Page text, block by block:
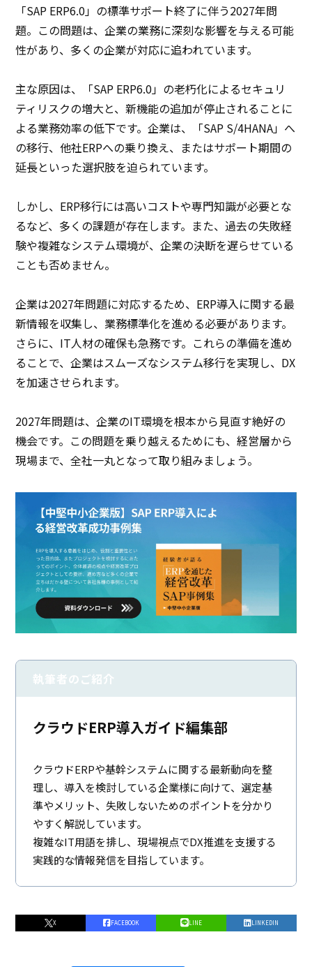
「SAP ERP6.0」の標準サポート終了に伴う2027年問
題。この問題は、企業の業務に深刻な影響を与える可能
性があり、多くの企業が対応に追われています。
主な原因は、「SAP ERP6.0」の老朽化によるセキュリ
ティリスクの増大と、新機能の追加が停止されることに
よる業務効率の低下です。企業は、「SAP S/4HANA」へ
の移行、他社ERPへの乗り換え、またはサポート期間の
延長といった選択肢を迫られています。
しかし、ERP移行には高いコストや専門知識が必要とな
るなど、多くの課題が存在します。また、過去の失敗経
験や複雑なシステム環境が、企業の決断を遅らせている
ことも否めません。
企業は2027年問題に対応するため、ERP導入に関する最
新情報を収集し、業務標準化を進める必要があります。
さらに、IT人材の確保も急務です。これらの準備を進め
ることで、企業はスムーズなシステム移行を実現し、DX
を加速させられます。
2027年問題は、企業のIT環境を根本から見直す絶好の
機会です。この問題を乗り越えるためにも、経営層から
現場まで、全社一丸となって取り組みましょう。
執筆者のご紹介
クラウドERP導入ガイド編集部
クラウドERPや基幹システムに関する最新動向を整
理し、導入を検討している企業様に向けて、選定基
準やメリット、失敗しないためのポイントを分かり
やすく解説しています。
複雑なIT用語を排し、現場視点でDX推進を支援する
実践的な情報発信を目指しています。
X FACEBOOK LINE LINKEDIN